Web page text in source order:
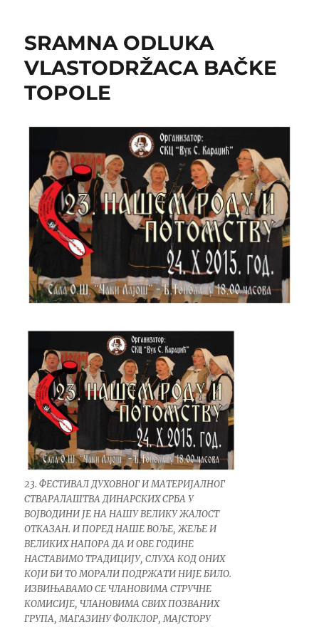
mlade
pečalbu
sa
mađarskim
SRAMNA ODLUKA
VLASTODRŽACA BAČKE
TOPOLE
23. ФЕСТИВАЛ ДУХОВНОГ И МАТЕРИЈАЛНОГ
СТВАРАЛАШТВА ДИНАРСКИХ СРБА У
ВОЈВОДИНИ ЈЕ НА НАШУ ВЕЛИКУ ЖАЛОСТ
ОТКАЗАН. И ПОРЕД НАШЕ ВОЉЕ, ЖЕЉЕ И
ВЕЛИКИХ НАПОРА ДА И ОВЕ ГОДИНЕ
НАСТАВИМО ТРАДИЦИЈУ, СЛУХА КОД ОНИХ
КОЈИ БИ ТО МОРАЛИ ПОДРЖАТИ НИЈЕ БИЛО.
ИЗВИЊАВАМО СЕ ЧЛАНОВИМА СТРУЧНЕ
КОМИСИЈЕ, ЧЛАНОВИМА СВИХ ПОЗВАНИХ
ГРУПА, МАГАЗИНУ ФОЛКЛОР, МАЈСТОРУ